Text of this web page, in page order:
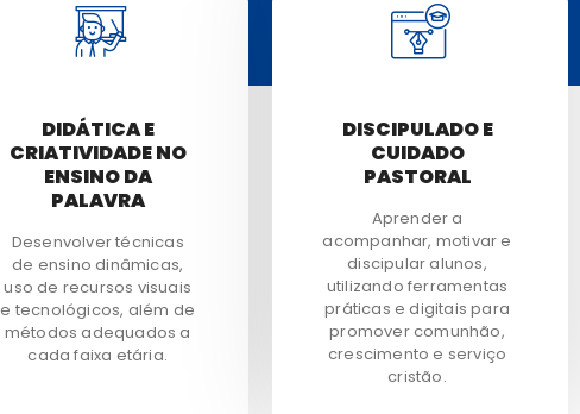
DIDÁTICA E
CRIATIVIDADE NO
ENSINO DA
PALAVRA
Desenvolver técnicas
de ensino dinâmicas,
uso de recursos visuais
e tecnológicos, além de
métodos adequados a
cada faixa etária.
DISCIPULADO E
CUIDADO
PASTORAL
Aprender a
acompanhar, motivar e
discipular alunos,
utilizando ferramentas
práticas e digitais para
promover comunhão,
crescimento e serviço
cristão.